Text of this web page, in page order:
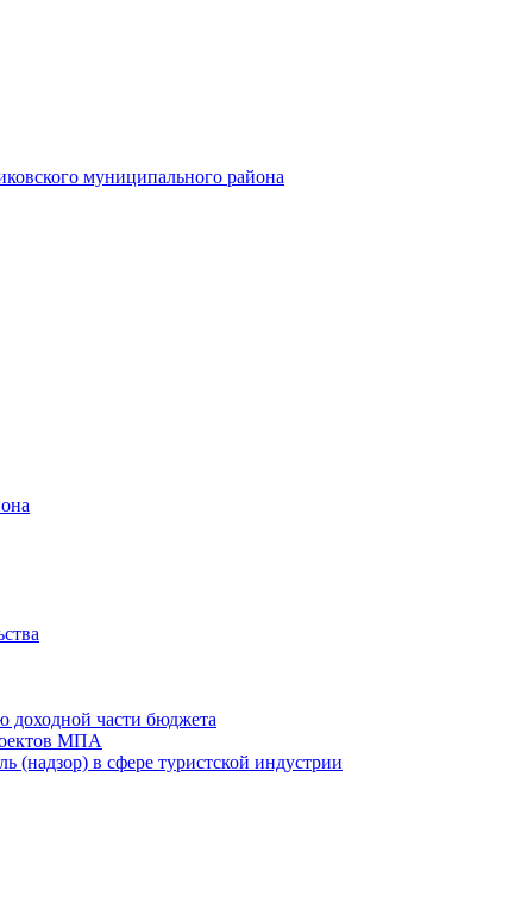
доходной части бюджета
МПА
(надзор) в сфере туристской индустрии